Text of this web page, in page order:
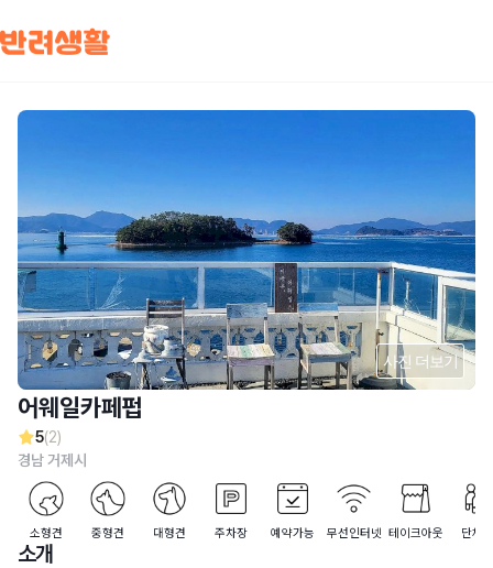
사진 더보기
어웨일카페펍
5(2)
경남 거제시
소형견 중형견 대형견 주차장 예약가능 무선인터넷 테이크아웃 단체석
소개